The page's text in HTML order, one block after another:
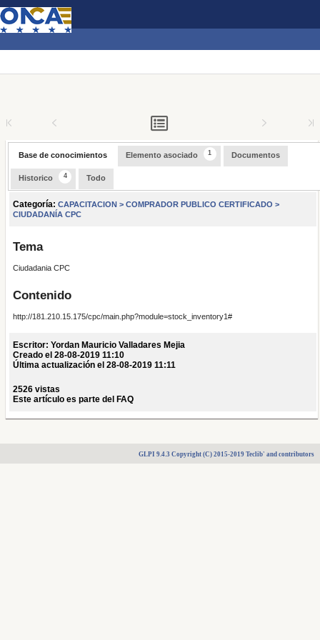
Base de conocimientos Elemento asociado 1 Documentos
Historico 4 Todo
Categoría: CAPACITACION > COMPRADOR PUBLICO CERTIFICADO >
CIUDADANÍA CPC
Tema
Ciudadania CPC
Contenido
http://181.210.15.175/cpc/main.php?module=stock_inventory1#
Escritor: Yordan Mauricio Valladares Mejia
Creado el 28-08-2019 11:10
Última actualización el 28-08-2019 11:11
2526 vistas
Este artículo es parte del FAQ
GLPI 9.4.3 Copyright (C) 2015-2019 Teclib' and contributors